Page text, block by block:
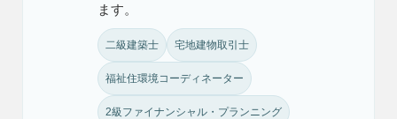
ます。
二級建築士 宅地建物取引士
福祉住環境コーディネーター
2級ファイナンシャル・プランニング